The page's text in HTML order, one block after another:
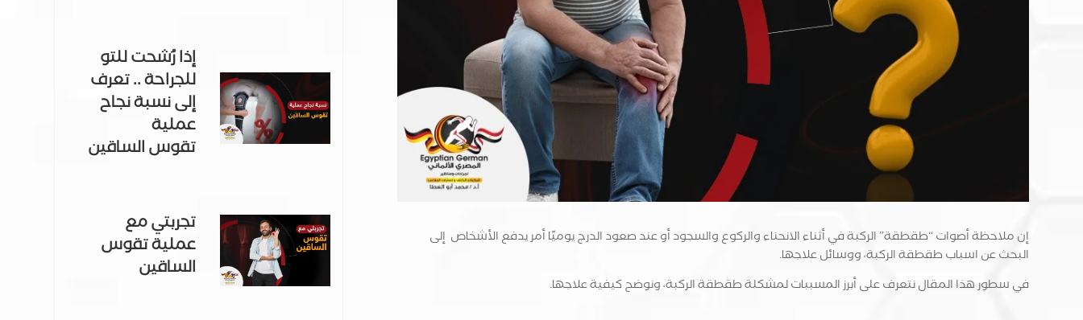
إذا رُشحت للتو
للجراحة .. تعرف
إلى نسبة نجاح
عملية
تقوس الساقين
تجربتي مع
عملية تقوس
الساقين
إن ملاحظة أصوات “طقطقة” الركبة في أثناء الانحناء والركوع والسجود أو عند صعود الدرج يوميًا أمر يدفع الأشخاص إلى
البحث عن اسباب طقطقة الركبة، ووسائل علاجها.
في سطور هذا المقال نتعرف على أبرز المسببات لمشكلة طقطقة الركبة، ونوضح كيفية علاجها.